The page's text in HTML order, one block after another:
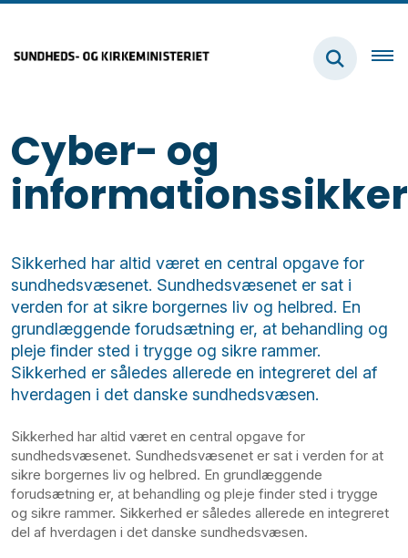
Cyber- og
Sikkerhed har altid været en central opgave for
sundhedsvæsenet. Sundhedsvæsenet er sat i
verden for at sikre borgernes liv og helbred. En
grundlæggende forudsætning er, at behandling og
pleje finder sted i trygge og sikre rammer.
Sikkerhed er således allerede en integreret del af
hverdagen i det danske sundhedsvæsen.
Sikkerhed har altid været en central opgave for
sundhedsvæsenet. Sundhedsvæsenet er sat i verden for at
sikre borgernes liv og helbred. En grundlæggende
forudsætning er, at behandling og pleje finder sted i trygge
og sikre rammer. Sikkerhed er således allerede en integreret
del af hverdagen i det danske sundhedsvæsen.